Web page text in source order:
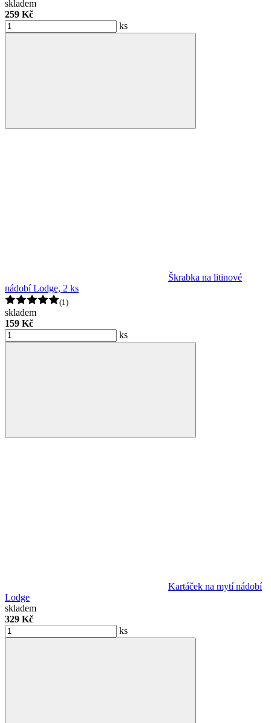
skladem
259 Kč
ks
Škrabka na litinové
nádobí Lodge, 2 ks
(1)
skladem
159 Kč
ks
Kartáček na mytí nádobí
Lodge
skladem
329 Kč
ks